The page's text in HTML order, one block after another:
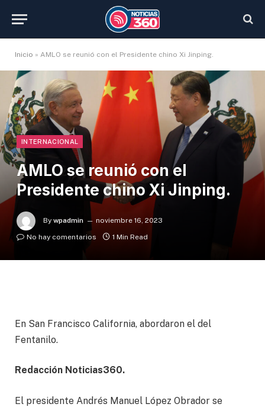
Inicio » AMLO se reunió con el Presidente chino Xi Jinping.
INTERNACIONAL
AMLO se reunió con el
Presidente chino Xi Jinping.
By wpadmin
noviembre 16, 2023
No hay comentarios
1 Min Read
En San Francisco California, abordaron el del
Fentanilo.
Redacción Noticias360.
El presidente Andrés Manuel López Obrador se